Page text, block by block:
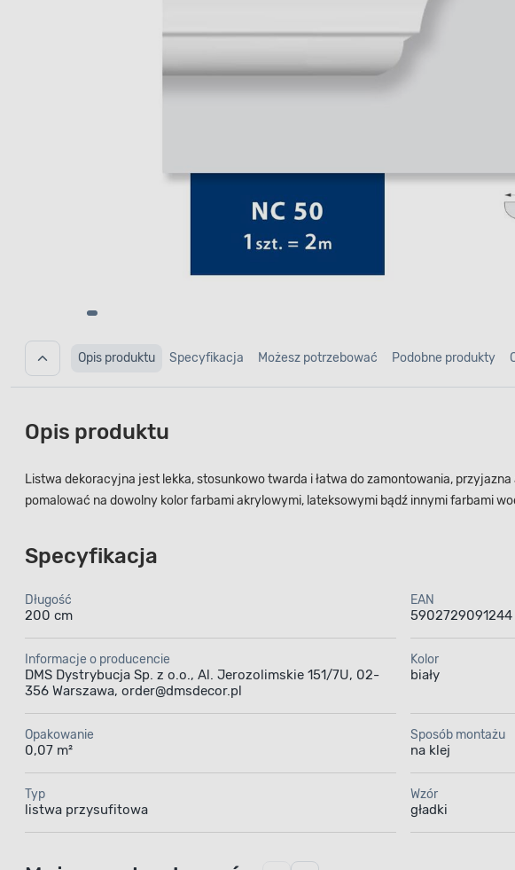
Opis produktu Specyfikacja Możesz potrzebować Podobne produkty
Opis produktu
Listwa dekoracyjna jest lekka, stosunkowo twarda i łatwa do zamontowania,
pomalować na dowolny kolor farbami akrylowymi, lateksowymi bądź innymi farbami
Specyfikacja
Długość
200 cm
EAN
5902729091244
Informacje o producencie
DMS Dystrybucja Sp. z o.o., Al. Jerozolimskie 151/7U, 02-
356 Warszawa, order@dmsdecor.pl
Kolor
biały
Opakowanie
0,07 m²
Sposób montażu
na klej
Typ
listwa przysufitowa
Wzór
gładki